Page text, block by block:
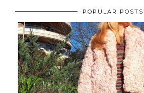
POPULAR POSTS